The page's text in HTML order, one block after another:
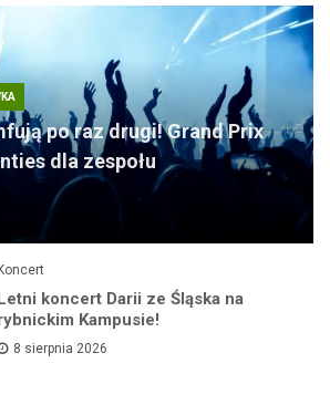
po raz drugi! Grand Prix
dla zespołu
koncert Darii ze Śląska na
Kampusie!
8 sierpnia 2026